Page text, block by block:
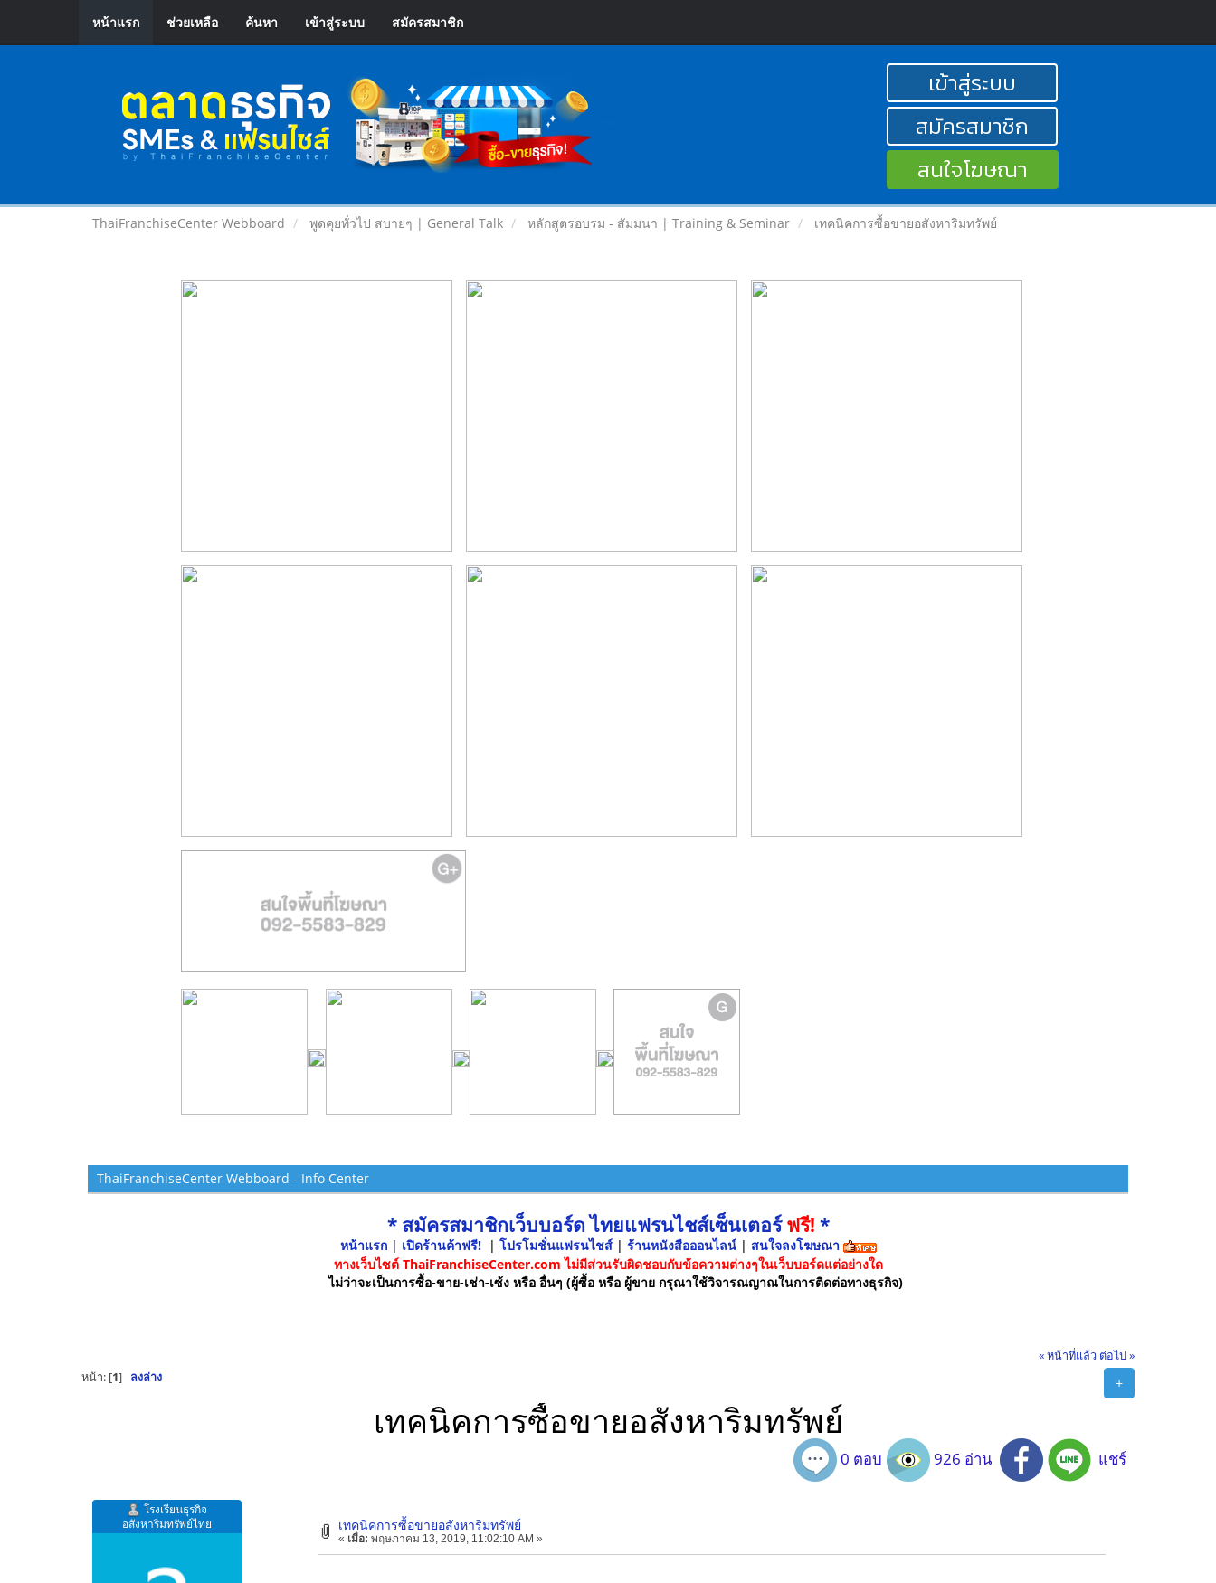
หน้าแรก ช่วยเหลือ ค้นหา เข้าสู่ระบบ สมัครสมาชิก
เข้าสู่ระบบ
สมัครสมาชิก
สนใจโฆษณา
ThaiFranchiseCenter Webboard พูดคุยทั่วไป สบายๆ | General Talk หลักสูตรอบรม - สัมมนา | Training & Seminar เทคนิคการซื้อขายอสังหาริมทรัพย์
ThaiFranchiseCenter Webboard - Info Center
* สมัครสมาชิกเว็บบอร์ด ไทยแฟรนไชส์เซ็นเตอร์ฟรี! *
หน้าแรก| เปิดร้านค้าฟรี! | โปรโมชั่นแฟรนไชส์ | ร้านหนังสือออนไลน์ | สนใจลงโฆษณา
ทางเว็บไซต์ ThaiFranchiseCenter.com ไม่มีส่วนรับผิดชอบกับข้อความต่างๆในเว็บบอร์ดแต่อย่างใด
ไม่ว่าจะเป็นการซื้อ-ขาย-เช่า-เซ้ง หรือ อื่นๆ (ผู้ซื้อ หรือ ผู้ขาย กรุณาใช้วิจารณญาณในการติดต่อทางธุรกิจ)
« หน้าที่แล้ว ต่อไป »
+
หน้า: [1] ลงล่าง
เทคนิคการซื้อขายอสังหาริมทรัพย์
0 ตอบ 926 อ่าน แชร์
โรงเรียนธุรกิจ
อสังหาริมทรัพย์ไทย
เทคนิคการซื้อขายอสังหาริมทรัพย์
« เมื่อ: พฤษภาคม 13, 2019, 11:02:10 AM »